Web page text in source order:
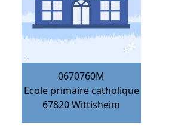
0670760M
Ecole primaire catholique
67820Wittisheim